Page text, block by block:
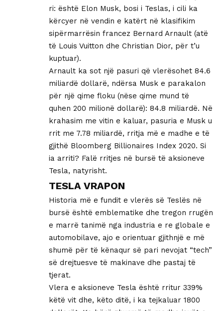
ri: është Elon Musk, bosi i Teslas, i cili ka
kërcyer në vendin e katërt në klasifikim
sipërmarrësin francez Bernard Arnault (atë
të Louis Vuitton dhe Christian Dior, për t’u
kuptuar).
Arnault ka sot një pasuri që vlerësohet 84.6
miliardë dollarë, ndërsa Musk e parakalon
për një qime floku (nëse qime mund të
quhen 200 milionë dollarë): 84.8 miliardë. Në
krahasim me vitin e kaluar, pasuria e Musk u
rrit me 7.78 miliardë, rritja më e madhe e të
gjithë Bloomberg Billionaires Index 2020. Si
ia arriti? Falë rritjes në bursë të aksioneve
Tesla, natyrisht.
TESLA VRAPON
Historia më e fundit e vlerës së Teslës në
bursë është emblematike dhe tregon rrugën
e marrë tanimë nga industria e re globale e
automobilave, ajo e orientuar gjithnjë e më
shumë për të kënaqur së pari nevojat “tech”
së drejtuesve të makinave dhe pastaj të
tjerat.
Vlera e aksioneve Tesla është rritur 339%
këtë vit dhe, këto ditë, i ka tejkaluar 1800